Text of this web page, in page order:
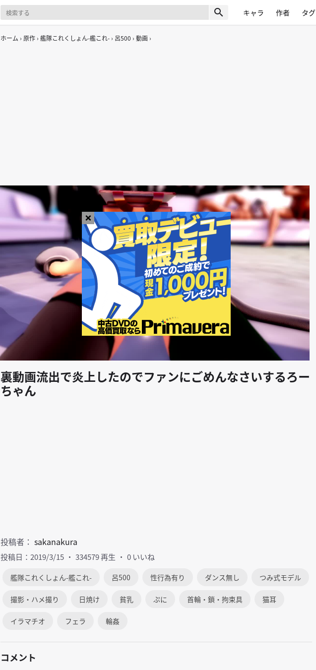
search キャラ 作者 タグ
ホーム 原作 艦隊これくしょん-艦これ- 呂500 動画
play_arrow
×
裏動画流出で炎上したのでファンにごめんなさいするろー
ちゃん
投稿者： sakanakura
投稿日：2019/3/15 334579 再生 0 いいね
艦隊これくしょん-艦これ- 呂500 性行為有り ダンス無し つみ式モデル
撮影・ハメ撮り 日焼け 貧乳 ぷに 首輪・鎖・拘束具 猫耳
イラマチオ フェラ 輪姦
コメント